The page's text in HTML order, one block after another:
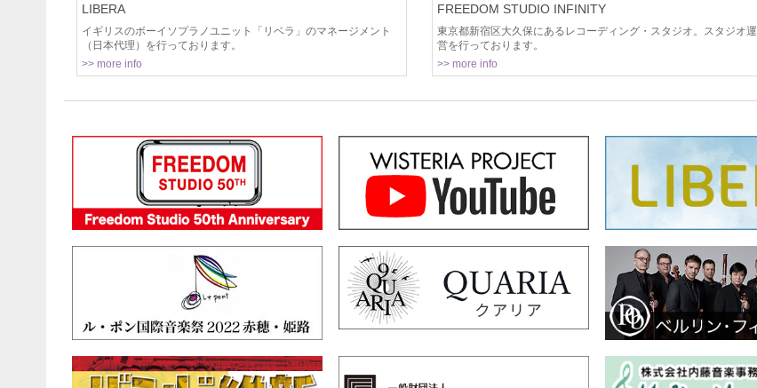
LIBERA
イギリスのボーイソプラノユニット「リベラ」のマネージメント
（日本代理）を行っております。
>> more info
FREEDOM STUDIO INFINITY
東京都新宿区大久保にあるレコーディング・スタジオ。スタジオ運
営を行っております。
>> more info